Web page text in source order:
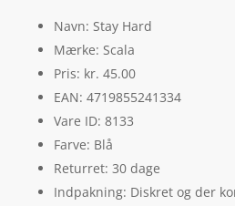
Navn: Stay Hard
Mærke: Scala
Pris: kr. 45.00
EAN: 4719855241334
Vare ID: 8133
Farve: Blå
Returret: 30 dage
Indpakning: Diskret og der